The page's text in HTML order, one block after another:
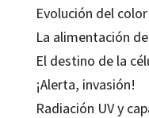
Evolución del
La alimentación
El destino de la
¡Alerta, invasión!
Radiación UV y